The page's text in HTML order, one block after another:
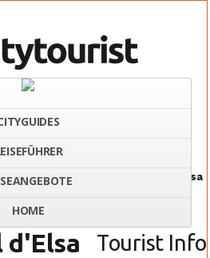
HOME
Colle di Val d'Elsa
d'Elsa Tourist Info